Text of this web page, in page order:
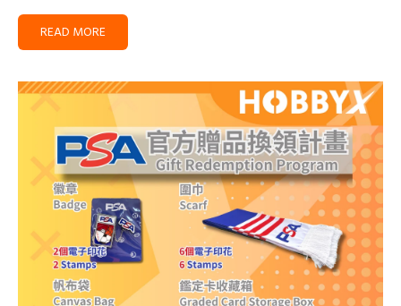
READ MORE